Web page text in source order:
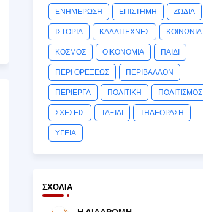
ΕΝΗΜΕΡΩΣΗ ΕΠΙΣΤΗΜΗ ΖΩΔΙΑ
ΙΣΤΟΡΙΑ ΚΑΛΛΙΤΕΧΝΕΣ ΚΟΙΝΩΝΙΑ
ΚΟΣΜΟΣ ΟΙΚΟΝΟΜΙΑ ΠΑΙΔΙ
ΠΕΡΙ ΟΡΕΞΕΩΣ ΠΕΡΙΒΑΛΛΟΝ
ΠΕΡΙΕΡΓΑ ΠΟΛΙΤΙΚΗ ΠΟΛΙΤΙΣΜΟΣ
ΣΧΕΣΕΙΣ ΤΑΞΙΔΙ ΤΗΛΕΟΡΑΣΗ
ΥΓΕΙΑ
ΣΧΌΛΙΑ